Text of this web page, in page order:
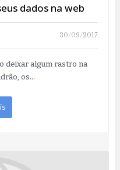
dados na web
30/09/2017
deixar algum rastro na
os…